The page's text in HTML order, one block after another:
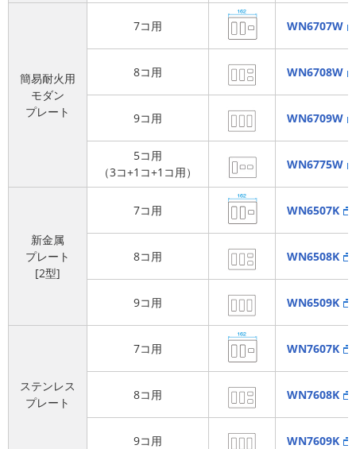
簡易耐火用
モダン
プレート
7コ用 WN6707W
8コ用 WN6708W
9コ用 WN6709W
5コ用
（3コ+1コ+1コ用）
WN6775W
新金属
プレート
[2型]
7コ用 WN6507K
8コ用 WN6508K
9コ用 WN6509K
ステンレス
プレート
7コ用 WN7607K
8コ用 WN7608K
9コ用 WN7609K